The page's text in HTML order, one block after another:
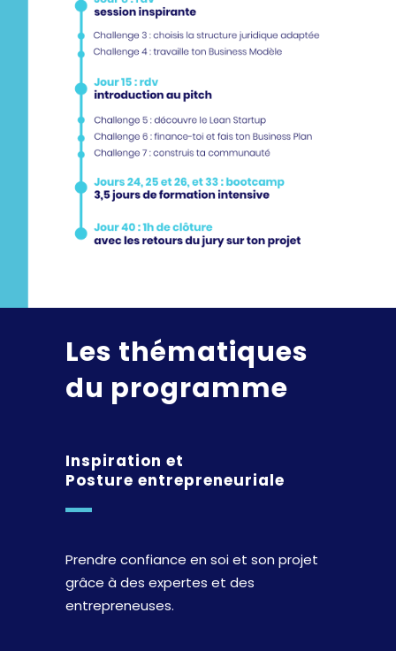
Les thématiques
du programme
Inspiration et
Posture entrepreneuriale
Prendre confiance en soi et son projet
grâce à des expertes et des
entrepreneuses.